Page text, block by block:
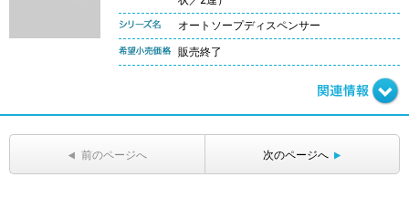
オートソープディスペンサー
販売終了
前のページへ 次のページへ